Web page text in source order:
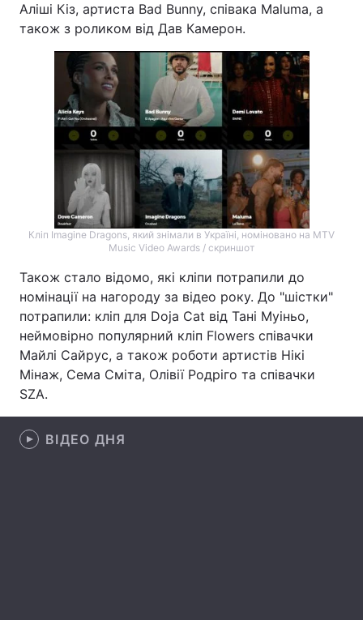
Зброя Інциденти
Здоров'я Туризм
Цікавинки Погода
Екологія Регіони
Лонгріди
Відео з Youtube Статті
Інтерв'ю Думки
Архів Вакансії
Контакти
Послуги
Аліші Кіз, артиста Bad Bunny, співака Maluma, а
також з роликом від Дав Камерон.
Кліп Imagine Dragons, який знімали в Україні, номіновано на MTV
Music Video Awards / скриншот
Також стало відомо, які кліпи потрапили до
номінації на нагороду за відео року. До "шістки"
потрапили: кліп для Doja Cat від Тані Муіньо,
неймовірно популярний кліп Flowers співачки
Майлі Сайрус, а також роботи артистів Нікі
Мінаж, Сема Сміта, Олівії Родріго та співачки
SZA.
ВІДЕО ДНЯ